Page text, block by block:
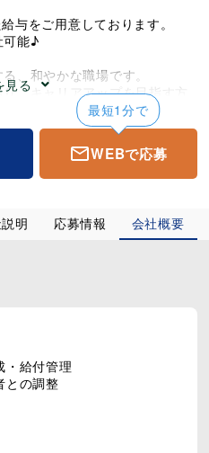
見る
与をご用意しております。
可能♪
、和やかな職場です。
、キャリアアップを目指す方
も完備◎
していきましょう(^^)/
最短1分で
WEBで応募
明 応募情報 会社概要
給付管理
との調整